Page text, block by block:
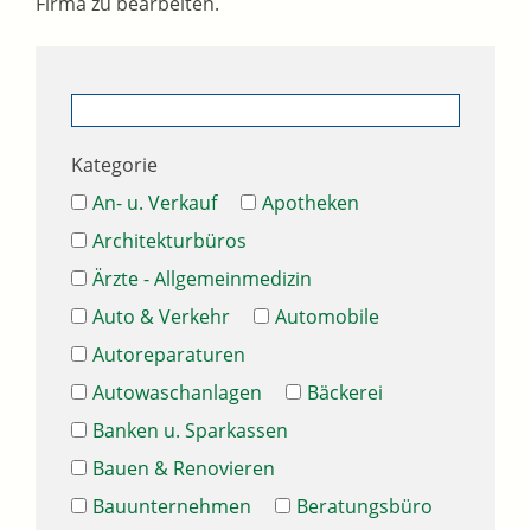
Kategorie
An- u. Verkauf
Apotheken
Architekturbüros
Ärzte - Allgemeinmedizin
Auto & Verkehr
Automobile
Autoreparaturen
Autowaschanlagen
Bäckerei
Banken u. Sparkassen
Bauen & Renovieren
Bauunternehmen
Beratungsbüro